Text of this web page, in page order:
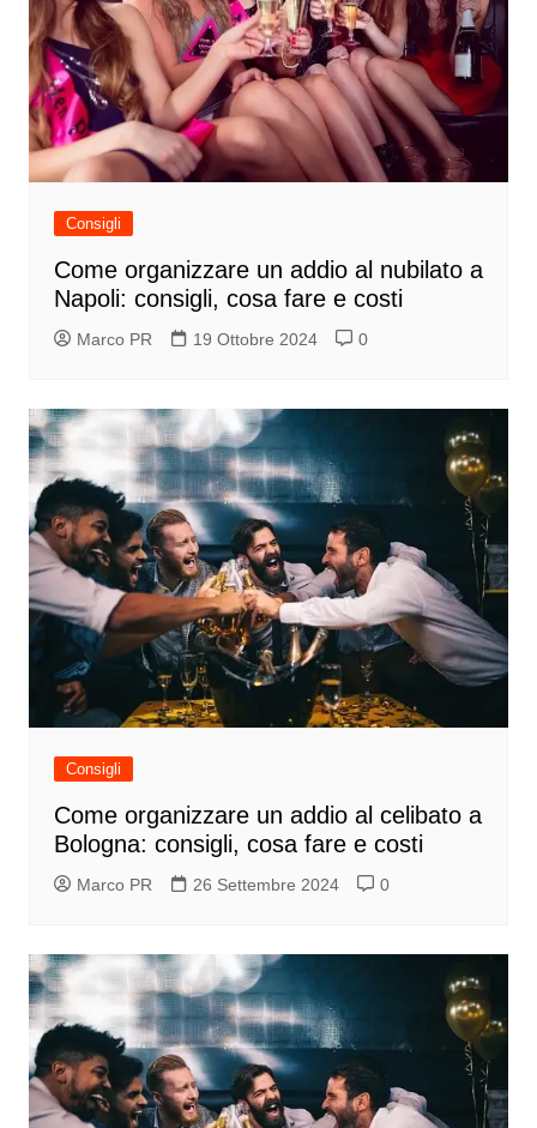
Consigli
Come organizzare un addio al nubilato a
Napoli: consigli, cosa fare e costi
Marco PR 19 Ottobre 2024 0
Consigli
Come organizzare un addio al celibato a
Bologna: consigli, cosa fare e costi
Marco PR 26 Settembre 2024 0